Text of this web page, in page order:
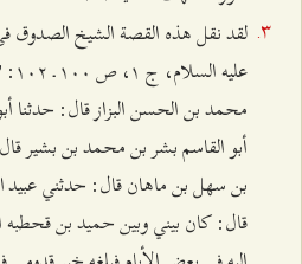
لقد نقل هذه القصة الشيخ الصدوق
محمد بن الحسن البزاز قال: حدثنا
أبو القاسم بشر بن محمد بن بشير
بن سهل بن ماهان قال: حدثني عبيد
قال: كان بيني وبين حميد بن